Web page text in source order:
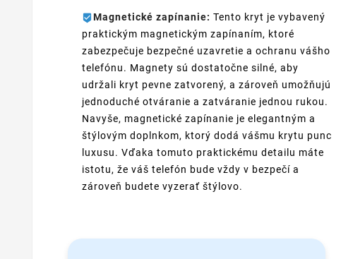
Magnetické zapínanie: Tento kryt je vybavený
praktickým magnetickým zapínaním, ktoré
zabezpečuje bezpečné uzavretie a ochranu vášho
telefónu. Magnety sú dostatočne silné, aby
udržali kryt pevne zatvorený, a zároveň umožňujú
jednoduché otváranie a zatváranie jednou rukou.
Navyše, magnetické zapínanie je elegantným a
štýlovým doplnkom, ktorý dodá vášmu krytu punc
luxusu. Vďaka tomuto praktickému detailu máte
istotu, že váš telefón bude vždy v bezpečí a
zároveň budete vyzerať štýlovo.